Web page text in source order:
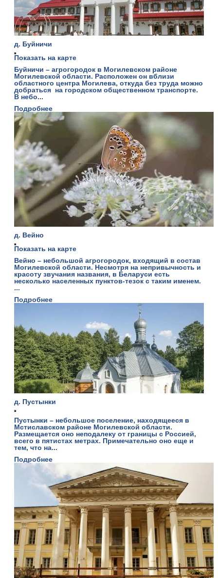
д. Буйничи
Показать на карте
Буйничи – агрогородок в Могилевском районе
Могилевской области. Расположен он вблизи
областного центра Могилева, откуда без труда можно
добраться на городском общественном транспорте.
В небо...
Подробнее
д. Вейно
Показать на карте
Вейно – небольшой агрогородок, входящий в состав
Могилевской области. Несмотря на непривычность и
красоту звучания названия, в Беларуси есть
несколько населенных пунктов-тезок с таким именем.
...
Подробнее
д. Пустынки
Пустынки – небольшое поселение, находящееся в
Мстиславском районе Могилевской области.
Размещается оно неподалеку от границы с Россией,
всего в пятистах метрах. Примечательно оно еще и
тем, что на...
Подробнее